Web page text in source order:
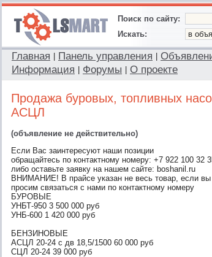
Поиск по сайту:
Искать:
Главная Панель управления
Информация Форумы О проекте
Продажа буровых, топливных
АСЦЛ
(объявление не действительно)
Если Вас заинтересуют наши позиции
обращайтесь по контактному номеру: +7 922 100 32
либо оставьте заявку на нашем сайте: boshanil.ru
ВНИМАНИЕ! В прайсе указан не весь товар, если
просим связаться с нами по контактному номеру
БУРОВЫЕ
УНБТ-950 3 500 000 руб
УНБ-600 1 420 000 руб
БЕНЗИНОВЫЕ
АСЦЛ 20-24 с дв 18,5/1500 60 000 руб
СЦЛ 20-24 39 000 руб